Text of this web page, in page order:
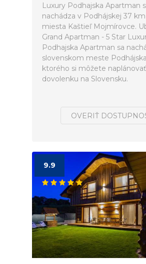
Luxury Podhajska Apartman
nachádza v Podhájskej 37
miesta Kaštieľ Mojmírovce.
Grand Apartman - 5 Star
Podhajska Apartman sa
slovenskom meste
ktorého si môžete
dovolenku na Slovensku.
OVERIŤ
9.9